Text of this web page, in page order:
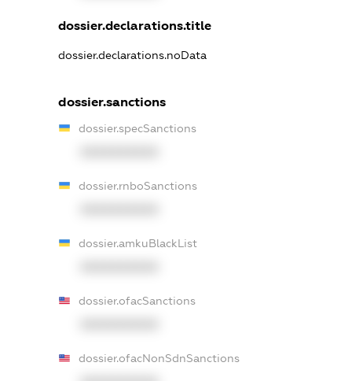
dossier.declarations.title
dossier.declarations.noData
dossier.sanctions
dossier.specSanctions
dossier.rnboSanctions
dossier.amkuBlackList
dossier.ofacSanctions
dossier.ofacNonSdnSanctions